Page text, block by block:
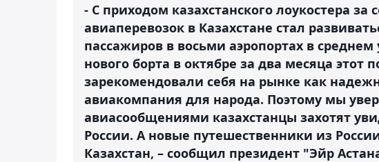
- С приходом казахстанского лоукостера
авиаперевозок в Казахстане стал
пассажиров в восьми аэропортах в
нового борта в октябре за два месяца этот
зарекомендовали себя на рынке как
авиакомпания для народа. Поэтому мы
авиасообщениями казахстанцы захотят
России. А новые путешественники из
Казахстан, – сообщил президент "Эйр